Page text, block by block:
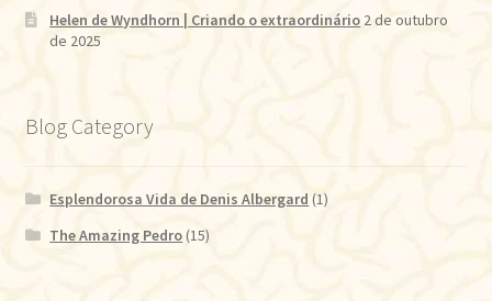
Helen de Wyndhorn | Criando o extraordinário 2 de outubro
de 2025
Blog Category
Esplendorosa Vida de Denis Albergard (1)
The Amazing Pedro(15)